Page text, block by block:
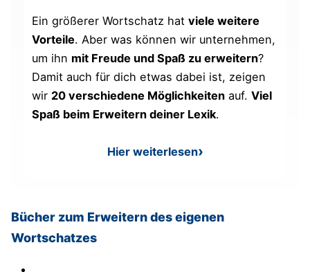
Ein größerer Wortschatz hatviele weitere
Vorteile. Aber was können wir unternehmen,
um ihn mit Freude und Spaß zu erweitern?
Damit auch für dich etwas dabei ist, zeigen
wir 20 verschiedene Möglichkeiten auf.Viel
Spaß beim Erweitern deiner Lexik.
Hier weiterlesen: Wortschatz erweitern
Bücher zum Erweitern des eigenen
Wortschatzes